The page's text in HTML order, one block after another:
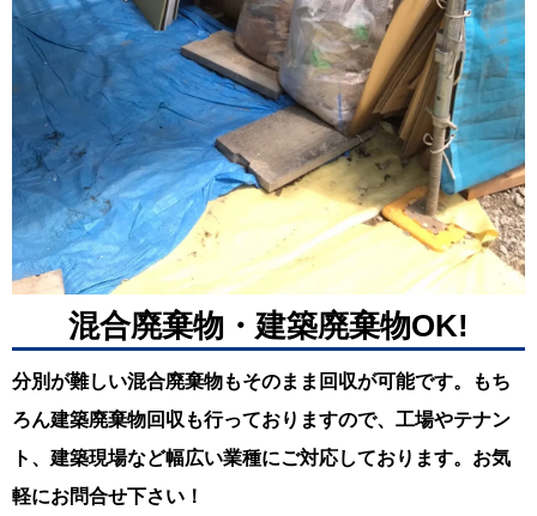
混合廃棄物・建築廃棄物OK!
分別が難しい混合廃棄物もそのまま回収が可能です。もち
ろん建築廃棄物回収も行っておりますので、工場やテナン
ト、建築現場など幅広い業種にご対応しております。お気
軽にお問合せ下さい！